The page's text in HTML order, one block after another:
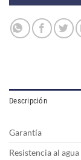
Descripción
Garantía
Resistencia al agua